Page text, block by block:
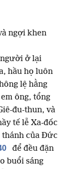
ngợi khen
ở lại
hầu họ luôn
lệ hằng
ông, tổng
đu-thun, và
tế lễ Xa-đốc
của Đức
để đều đặn
buổi sáng